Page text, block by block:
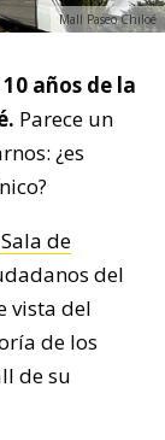
Mall Paseo Chiloé
años de la
Parece un
¿es
Sala de
del
vista del
de los
de su